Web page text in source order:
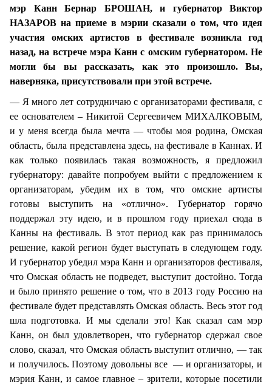
мэр Канн Бернар БРОШАН, и губернатор Виктор
НАЗАРОВ на приеме в мэрии сказали о том, что идея
участия омских артистов в фестивале возникла год
назад, на встрече мэра Канн с омским губернатором. Не
могли бы вы рассказать, как это произошло. Вы,
наверняка, присутствовали при этой встрече.
— Я много лет сотрудничаю с организаторами фестиваля, с
ее основателем – Никитой Сергеевичем МИХАЛКОВЫМ,
и у меня всегда была мечта — чтобы моя родина, Омская
область, была представлена здесь, на фестивале в Каннах. И
как только появилась такая возможность, я предложил
губернатору: давайте попробуем выйти с предложением к
организаторам, убедим их в том, что омские артисты
готовы выступить на «отлично». Губернатор горячо
поддержал эту идею, и в прошлом году приехал сюда в
Канны на фестиваль. В этот период как раз принималось
решение, какой регион будет выступать в следующем году.
И губернатор убедил мэра Канн и организаторов фестиваля,
что Омская область не подведет, выступит достойно. Тогда
и было принято решение о том, что в 2013 году Россию на
фестивале будет представлять Омская область. Весь этот год
шла подготовка. И мы сделали это! Как сказал сам мэр
Канн, он был удовлетворен, что губернатор сдержал свое
слово, сказал, что Омская область выступит отлично, — так
и получилось. Поэтому довольны все — и организаторы, и
мэрия Канн, и самое главное – зрители, которые посетили